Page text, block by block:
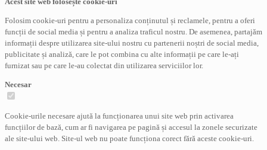
Folosim cookie-uri pentru a personaliza conținutul și reclamele, pentru a oferi
funcții de social media și pentru a analiza traficul nostru. De asemenea, partajăm
informații despre utilizarea site-ului nostru cu partenerii noștri de social media,
publicitate și analiză, care le pot combina cu alte informații pe care le-ați
furnizat sau pe care le-au colectat din utilizarea serviciilor lor.
Necesar
Cookie-urile necesare ajută la funcționarea unui site web prin activarea
funcțiilor de bază, cum ar fi navigarea pe pagină și accesul la zonele securizate
ale site-ului web. Site-ul web nu poate funcționa corect fără aceste cookie-uri.